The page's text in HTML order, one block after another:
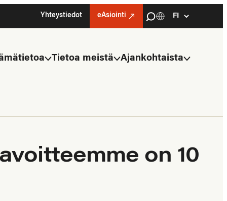
Yhteystiedot eAsiointi
Haku
Kielivalinta
Select
Tietoa meistä Ajankohtaista
on 10